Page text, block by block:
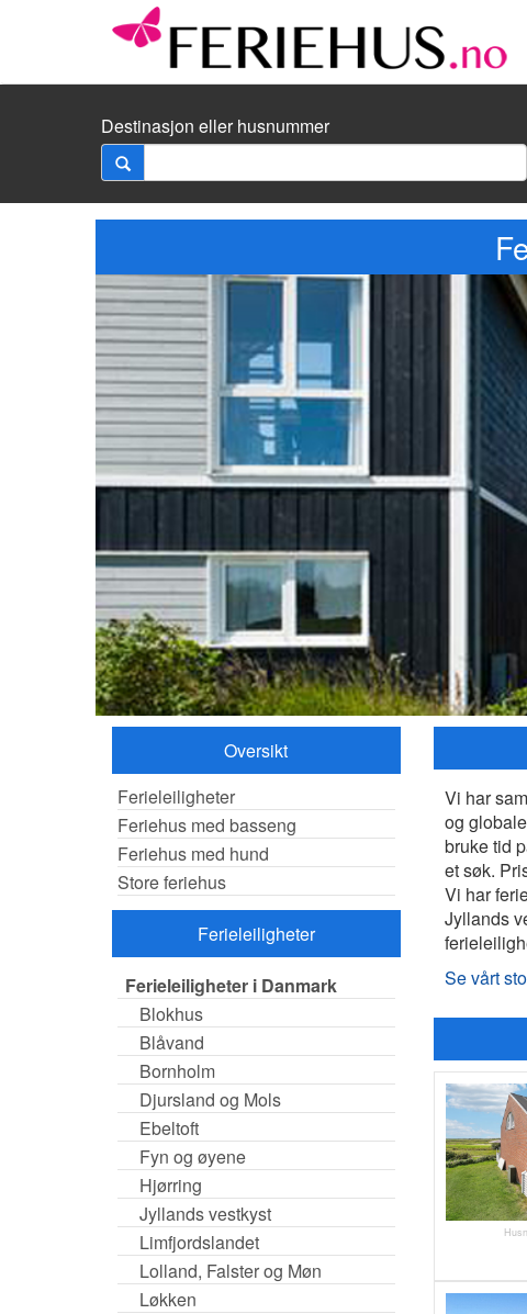
Destinasjon eller husnummer
Oversikt
Ferieleiligheter
Feriehus med basseng
Feriehus med hund
Store feriehus
Ferieleiligheter
Ferieleiligheter i Danmark
Blokhus
Blåvand
Bornholm
Djursland og Mols
Ebeltoft
Fyn og øyene
Hjørring
Jyllands vestkyst
Limfjordslandet
Lolland, Falster og Møn
Løkken
Vi har
og
bruke tid
et søk.
Vi har
Jyllands
Se vårt